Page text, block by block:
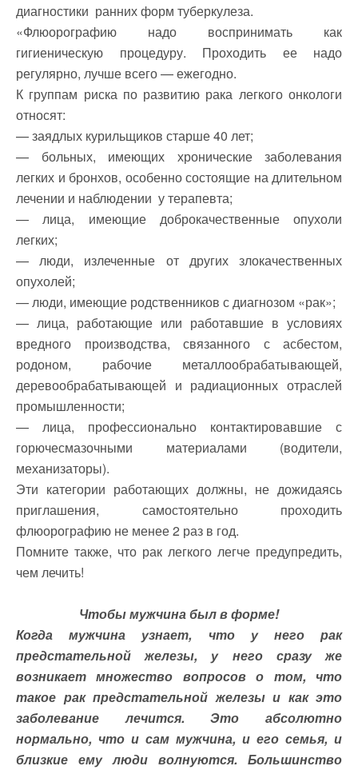
диагностики ранних форм туберкулеза.
«Флюорографию надо воспринимать как
гигиеническую процедуру. Проходить ее надо
регулярно, лучше всего — ежегодно.
К группам риска по развитию рака легкого онкологи
относят:
— заядлых курильщиков старше 40 лет;
— больных, имеющих хронические заболевания
легких и бронхов, особенно состоящие на длительном
лечении и наблюдении у терапевта;
— лица, имеющие доброкачественные опухоли
легких;
— люди, излеченные от других злокачественных
опухолей;
— люди, имеющие родственников с диагнозом «рак»;
— лица, работающие или работавшие в условиях
вредного производства, связанного с асбестом,
родоном, рабочие металлообрабатывающей,
деревообрабатывающей и радиационных отраслей
промышленности;
— лица, профессионально контактировавшие с
горючесмазочными материалами (водители,
механизаторы).
Эти категории работающих должны, не дожидаясь
приглашения, самостоятельно проходить
флюорографию не менее 2 раз в год.
Помните также, что рак легкого легче предупредить,
чем лечить!
Чтобы мужчина был в форме!
Когда мужчина узнает, что у него рак
предстательной железы, у него сразу же
возникает множество вопросов о том, что
такое рак предстательной железы и как это
заболевание лечится. Это абсолютно
нормально, что и сам мужчина, и его семья, и
близкие ему люди волнуются. Большинство